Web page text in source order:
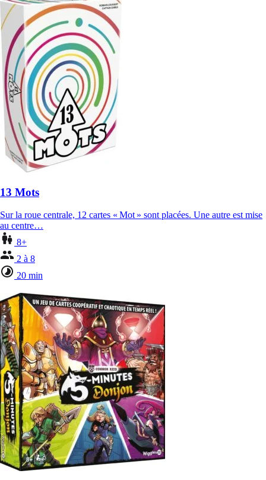
13 Mots
Sur la roue centrale, 12 cartes « Mot » sont placées. Une autre est mise
au centre…
8+
2 à 8
20 min